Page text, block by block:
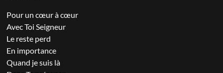
Pour un cœur à cœur
Avec Toi Seigneur
Le reste perd
En importance
Quand je suis là